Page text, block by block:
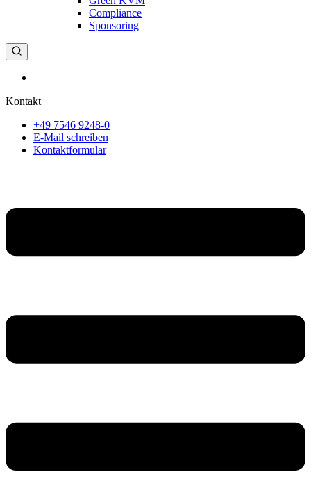
Compliance
Sponsoring
Kontakt
+49 7546 9248-0
E-Mail schreiben
Kontaktformular